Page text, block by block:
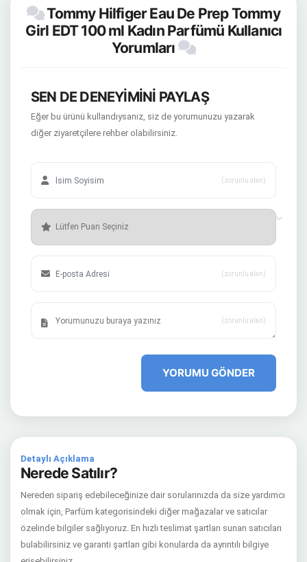
Tommy Hilfiger Eau De Prep Tommy
Girl EDT 100 ml Kadın Parfümü Kullanıcı
Yorumları
SEN DE DENEYİMİNİ PAYLAŞ
Eğer bu ürünü kullandıysanız, siz de yorumunuzu yazarak
diğer ziyaretçilere rehber olabilirsiniz.
(zorunlu alan)
(zorunlu alan)
(zorunlu alan)
YORUMU GÖNDER
Detaylı Açıklama
Nerede Satılır?
Nereden sipariş edebileceğinize dair sorularınızda da size yardımcı
olmak için, Parfüm kategorisindeki diğer mağazalar ve satıcılar
özelinde bilgiler sağlıyoruz. En hızlı teslimat şartları sunan satıcıları
bulabilirsiniz ve garanti şartları gibi konularda da ayrıntılı bilgiye